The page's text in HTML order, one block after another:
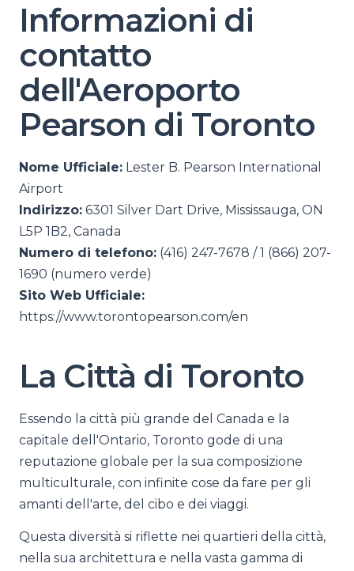
Informazioni di
contatto
dell'Aeroporto
Pearson di Toronto
Nome Ufficiale: Lester B. Pearson International
Airport
Indirizzo: 6301 Silver Dart Drive, Mississauga, ON
L5P 1B2, Canada
Numero di telefono: (416) 247-7678 / 1 (866) 207-
1690 (numero verde)
Sito Web Ufficiale:
https://www.torontopearson.com/en
La Città di Toronto
Essendo la città più grande del Canada e la
capitale dell'Ontario, Toronto gode di una
reputazione globale per la sua composizione
multiculturale, con infinite cose da fare per gli
amanti dell'arte, del cibo e dei viaggi.
Questa diversità si riflette nei quartieri della città,
nella sua architettura e nella vasta gamma di